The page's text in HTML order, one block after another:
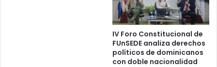
IV Foro Constitucional de
FUnSEDE analiza derechos
políticos de dominicanos
con doble nacionalidad